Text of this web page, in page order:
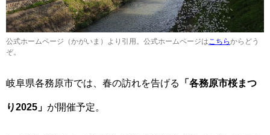
公式ホームページ（かがいま）より引用。公式ホームページはこちらからどう
ぞ。
岐阜県各務原市では、春の訪れを告げる 「各務原市桜まつ
り2025」 が開催予定。